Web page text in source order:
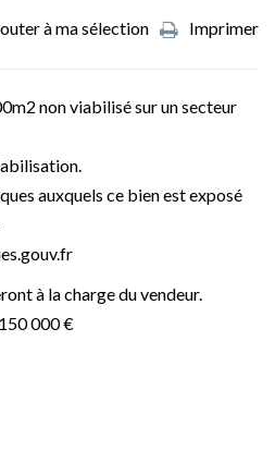
Imprimer
à ma sélection
non viabilisé sur un secteur
auxquels ce bien est exposé
à la charge du vendeur.
000 €